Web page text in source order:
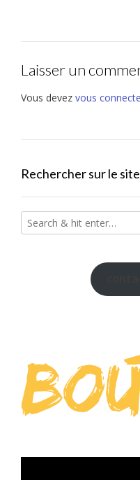
Laisser un
Vous devez vous
Rechercher sur le site